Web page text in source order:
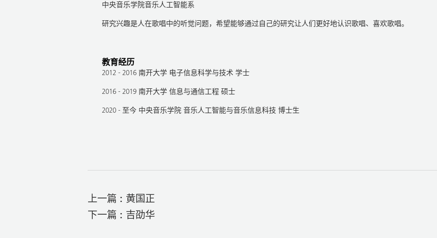
中央音乐学院音乐人工智能系
研究兴趣是人在歌唱中的听觉问题，希望能够通过自己的研究让人们更好地认识歌唱、喜欢歌唱。
教育经历
2012 - 2016 南开大学 电子信息科学与技术 学士
2016 - 2019 南开大学 信息与通信工程 硕士
2020 - 至今 中央音乐学院 音乐人工智能与音乐信息科技 博士生
上一篇 : 黄国正
下一篇 : 吉劭华